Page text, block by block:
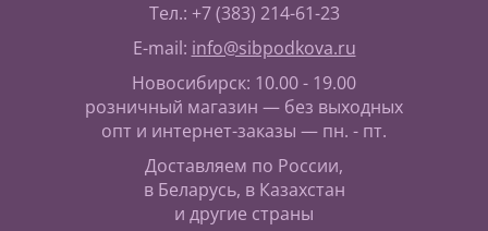
Тел.: +7 (383) 214-61-23
E-mail: info@sibpodkova.ru
Новосибирск: 10.00 - 19.00
розничный магазин — без выходных
опт и интернет-заказы — пн. - пт.
Доставляем по России,
в Беларусь, в Казахстан
и другие страны